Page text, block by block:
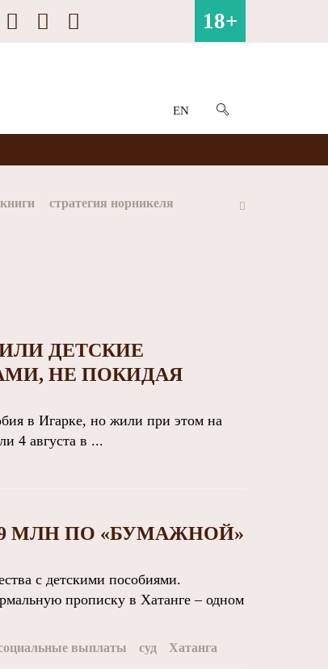
18+
EN
книги стратегия норникеля
ДЕТСКИЕ
НЕ ПОКИДАЯ
в Игарке, но жили при этом на
4 августа в ...
МЛН ПО «БУМАЖНОЙ»
с детскими пособиями.
прописку в Хатанге – одном
выплаты суд Хатанга